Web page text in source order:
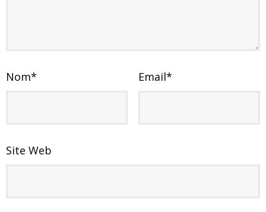
Nom* Email*
Site Web